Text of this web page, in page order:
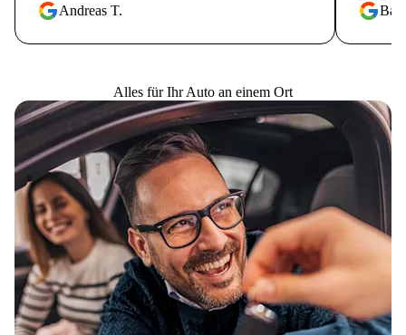
Andreas T.
Alles für Ihr Auto an einem Ort